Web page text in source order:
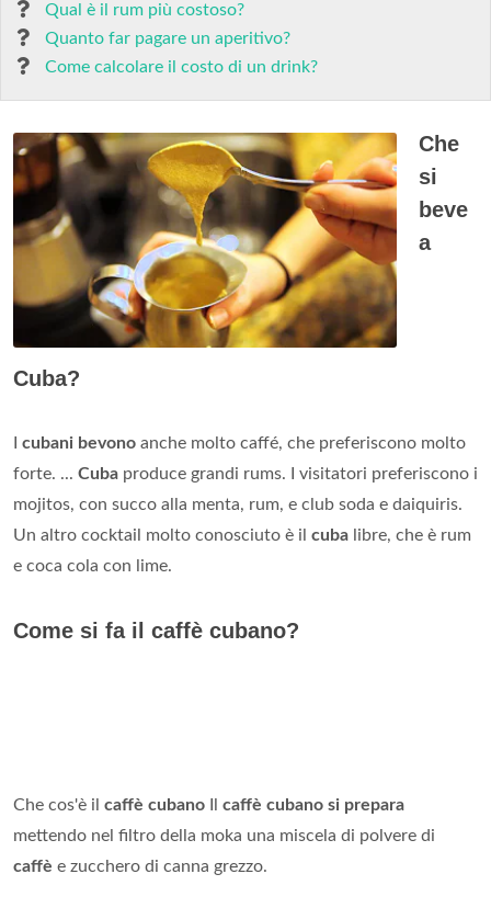
Qual è il rum più costoso?
Quanto far pagare un aperitivo?
Come calcolare il costo di un drink?
Che
si
beve
a
Cuba?
cubani bevono anche molto caffé, che preferiscono molto
forte. ... Cuba produce grandi rums. I visitatori preferiscono i
mojitos, con succo alla menta, rum, e club soda e daiquiris.
Un altro cocktail molto conosciuto è il cuba libre, che è rum
e coca cola con lime.
Come si fa il caffè cubano?
Che cos'è il caffè cubano
caffè cubano si prepara
mettendo nel filtro della moka una miscela di polvere di
caffè e zucchero di canna grezzo.